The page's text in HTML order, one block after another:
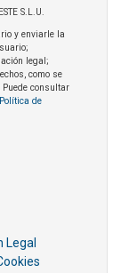
S.L.U.
y enviarle la
legal;
como se
Puede consultar
Política de
Legal